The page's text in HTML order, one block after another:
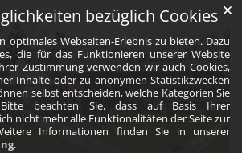
bezüglich Cookies
optimales Webseiten-Erlebnis zu bieten. Dazu
die für das Funktionieren unserer Website
Zustimmung verwenden wir auch Cookies,
Inhalte oder zu anonymen Statistikzwecken
selbst entscheiden, welche Kategorien Sie
beachten Sie, dass auf Basis Ihrer
nicht mehr alle Funktionalitäten der Seite zur
Informationen finden Sie in unserer
.
✕